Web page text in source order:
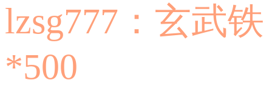
lzsg777：玄武铁
*500